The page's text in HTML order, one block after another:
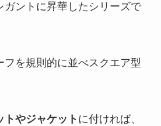
ガントに昇華したシリーズで
フを規則的に並べスクエア型
トやジャケット に付ければ、